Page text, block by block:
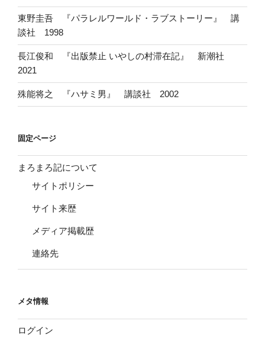
東野圭吾 『パラレルワールド・ラブストーリー』 講
談社 1998
長江俊和 『出版禁止 いやしの村滞在記』 新潮社
2021
殊能将之 『ハサミ男』 講談社 2002
固定ページ
まろまろ記について
サイトポリシー
サイト来歴
メディア掲載歴
連絡先
メタ情報
ログイン